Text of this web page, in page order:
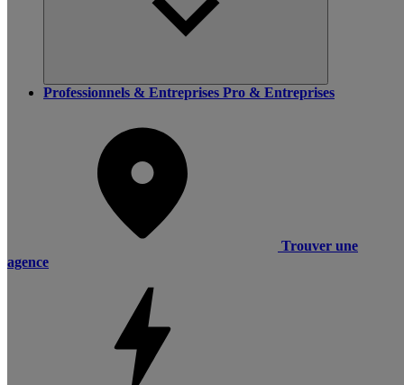
Professionnels & Entreprises Pro & Entreprises
Trouver une
agence